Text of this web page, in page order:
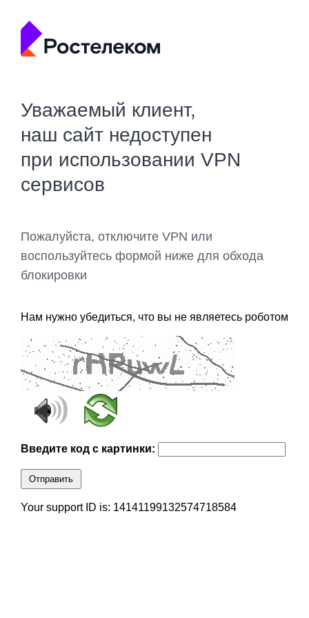
Уважаемый клиент,
наш сайт недоступен
при использовании VPN
сервисов
Пожалуйста, отключите VPN или
воспользуйтесь формой ниже для обхода
блокировки
Нам нужно убедиться, что вы не являетесь роботом
Введите код с картинки:
Отправить
Your support ID is: 14141199132574718584